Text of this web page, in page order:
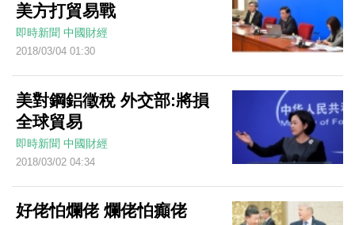
美方打貿易戰
即時新聞 中國財經
2018/03/04 01:30
美對鋼鋁徵稅 外交部:將損
全球貿易
即時新聞 中國財經
2018/03/02 04:34
好佬怕爛佬 爛佬怕癲佬